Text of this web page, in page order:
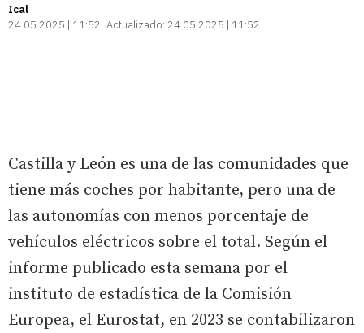
Ical
24.05.2025 | 11:52 Actualizado: 24.05.2025 | 11:52
Castilla y León es una de las comunidades que
tiene más coches por habitante, pero una de
las autonomías con menos porcentaje de
vehículos eléctricos sobre el total. Según el
informe publicado esta semana por el
instituto de estadística de la Comisión
Europea, el Eurostat, en 2023 se contabilizaron